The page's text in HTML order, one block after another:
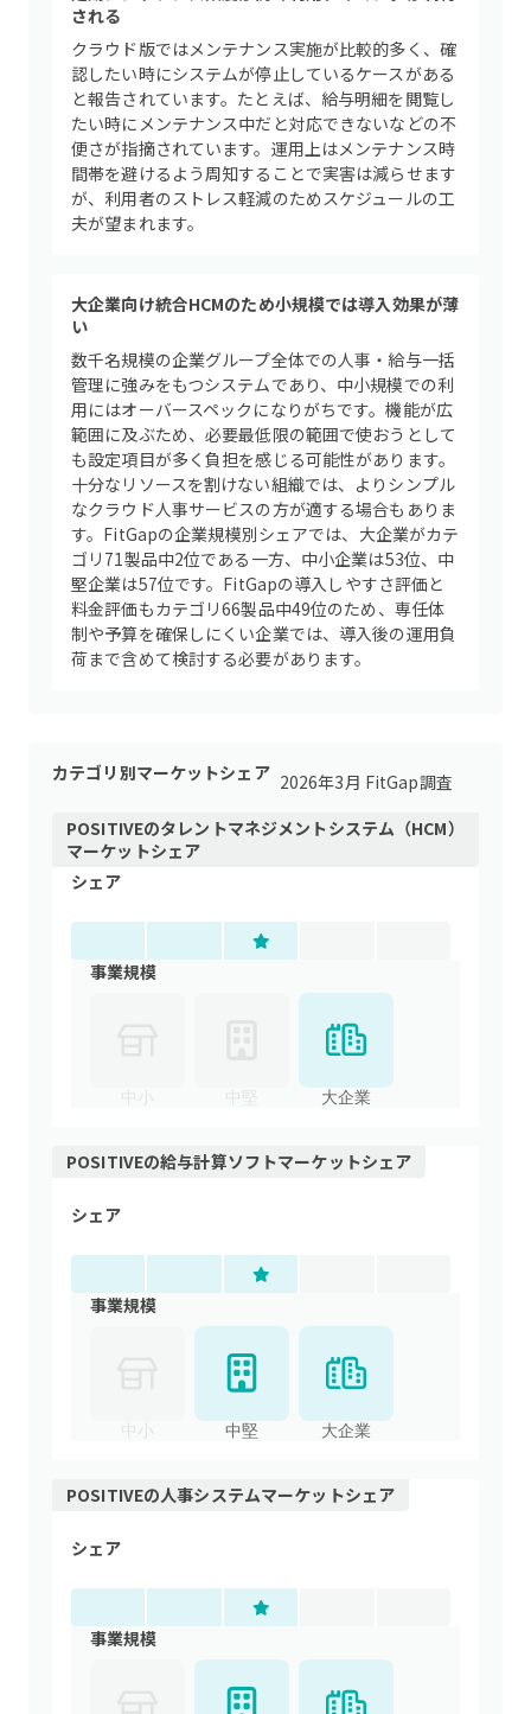
される
クラウド版ではメンテナンス実施が比較的多く、確
認したい時にシステムが停止しているケースがある
と報告されています。たとえば、給与明細を閲覧し
たい時にメンテナンス中だと対応できないなどの不
便さが指摘されています。運用上はメンテナンス時
間帯を避けるよう周知することで実害は減らせます
が、利用者のストレス軽減のためスケジュールの工
夫が望まれます。
大企業向け統合HCMのため小規模では導入効果が薄
い
数千名規模の企業グループ全体での人事・給与一括
管理に強みをもつシステムであり、中小規模での利
用にはオーバースペックになりがちです。機能が広
範囲に及ぶため、必要最低限の範囲で使おうとして
も設定項目が多く負担を感じる可能性があります。
十分なリソースを割けない組織では、よりシンプル
なクラウド人事サービスの方が適する場合もありま
す。FitGapの企業規模別シェアでは、大企業がカテ
ゴリ71製品中2位である一方、中小企業は53位、中
堅企業は57位です。FitGapの導入しやすさ評価と
料金評価もカテゴリ66製品中49位のため、専任体
制や予算を確保しにくい企業では、導入後の運用負
荷まで含めて検討する必要があります。
カテゴリ別マーケットシェア 2026年3月 FitGap調査
POSITIVEのタレントマネジメントシステム（HCM）
マーケットシェア
シェア
事業規模
大企業
POSITIVEの給与計算ソフトマーケットシェア
シェア
事業規模
中堅 大企業
POSITIVEの人事システムマーケットシェア
シェア
事業規模